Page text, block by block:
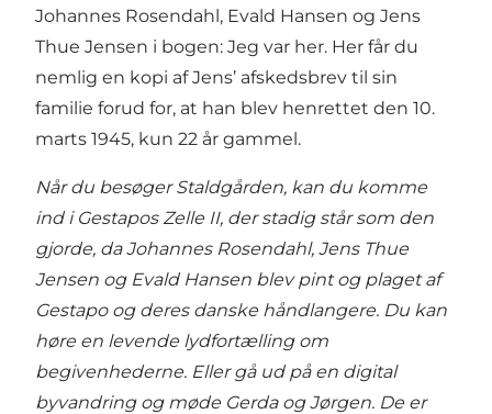
Johannes Rosendahl, Evald Hansen og Jens
Thue Jensen i bogen: Jeg var her. Her får du
nemlig en kopi af Jens’ afskedsbrev til sin
familie forud for, at han blev henrettet den 10.
marts 1945, kun 22 år gammel.
Når du besøger Staldgården, kan du komme
ind i Gestapos Zelle II, der stadig står som den
gjorde, da Johannes Rosendahl, Jens Thue
Jensen og Evald Hansen blev pint og plaget af
Gestapo og deres danske håndlangere. Du kan
høre en levende lydfortælling om
begivenhederne. Eller gå ud på en digital
byvandring og møde Gerda og Jørgen. De er